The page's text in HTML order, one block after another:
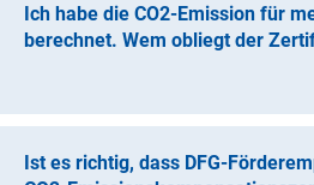
Ich habe die CO2-Emission für
berechnet. Wem obliegt der
Bewilligungsempfänger/in.
Ist es richtig, dass DFG-